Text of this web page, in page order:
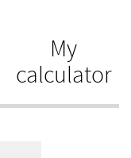
My
calculator